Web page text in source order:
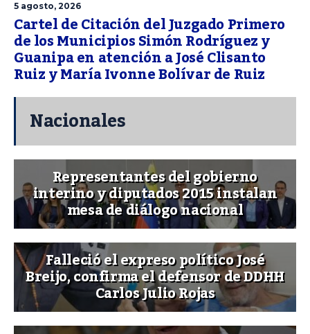
5 agosto, 2026
Cartel de Citación del Juzgado Primero
de los Municipios Simón Rodríguez y
Guanipa en atención a José Clisanto
Ruiz y María Ivonne Bolívar de Ruiz
Nacionales
Representantes del gobierno
interino y diputados 2015 instalan
mesa de diálogo nacional
Falleció el expreso político José
Breijo, confirma el defensor de DDHH
Carlos Julio Rojas